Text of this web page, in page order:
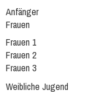
Anfänger
Frauen
Frauen 1
Frauen 2
Frauen 3
Weibliche Jugend